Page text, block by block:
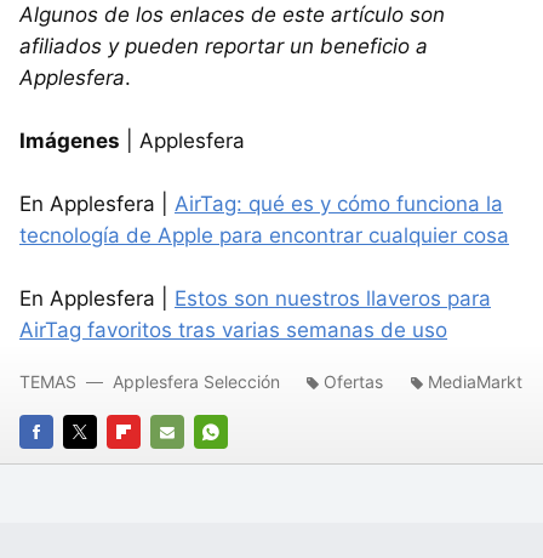
Algunos de los enlaces de este artículo son
afiliados y pueden reportar un beneficio a
Applesfera.
Imágenes | Applesfera
En Applesfera | AirTag: qué es y cómo funciona la
tecnología de Apple para encontrar cualquier cosa
En Applesfera | Estos son nuestros llaveros para
AirTag favoritos tras varias semanas de uso
FACEBOOK
TWITTERFLIPBOARD
E-
WHATSAPP
TEMAS Applesfera Selección Ofertas MediaMarkt